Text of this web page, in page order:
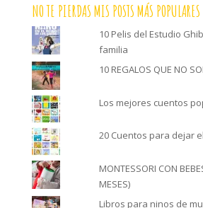
NO TE PIERDAS MIS POSTS MÁS POPULARES
10 Pelis del Estudio
familia
10 REGALOS QUE NO
Los mejores cuentos
20 Cuentos para dejar
MONTESSORI CON
MESES)
Libros para ninos de